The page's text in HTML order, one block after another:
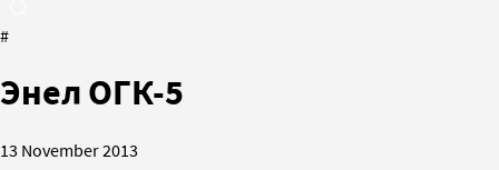
#
Энел ОГК-5
13 November 2013